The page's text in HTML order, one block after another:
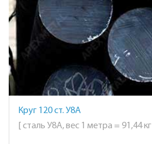
Круг 120 ст. У8А
[ сталь У8А, вес 1 метра = 91,44 кг ]